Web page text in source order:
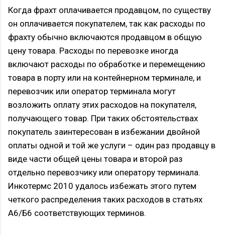
Когда фрахт оплачивается продавцом, по существу
он оплачивается покупателем, так как расходы по
фрахту обычно включаются продавцом в общую
цену товара. Расходы по перевозке иногда
включают расходы по обработке и перемещению
товара в порту или на контейнерном терминале, и
перевозчик или оператор терминала могут
возложить оплату этих расходов на покупателя,
получающего товар. При таких обстоятельствах
покупатель заинтересован в избежании двойной
оплаты одной и той же услуги – один раз продавцу в
виде части общей цены товара и второй раз
отдельно перевозчику или оператору терминала.
Инкотермс 2010 удалось избежать этого путем
четкого распределения таких расходов в статьях
А6/Б6 соответствующих терминов.